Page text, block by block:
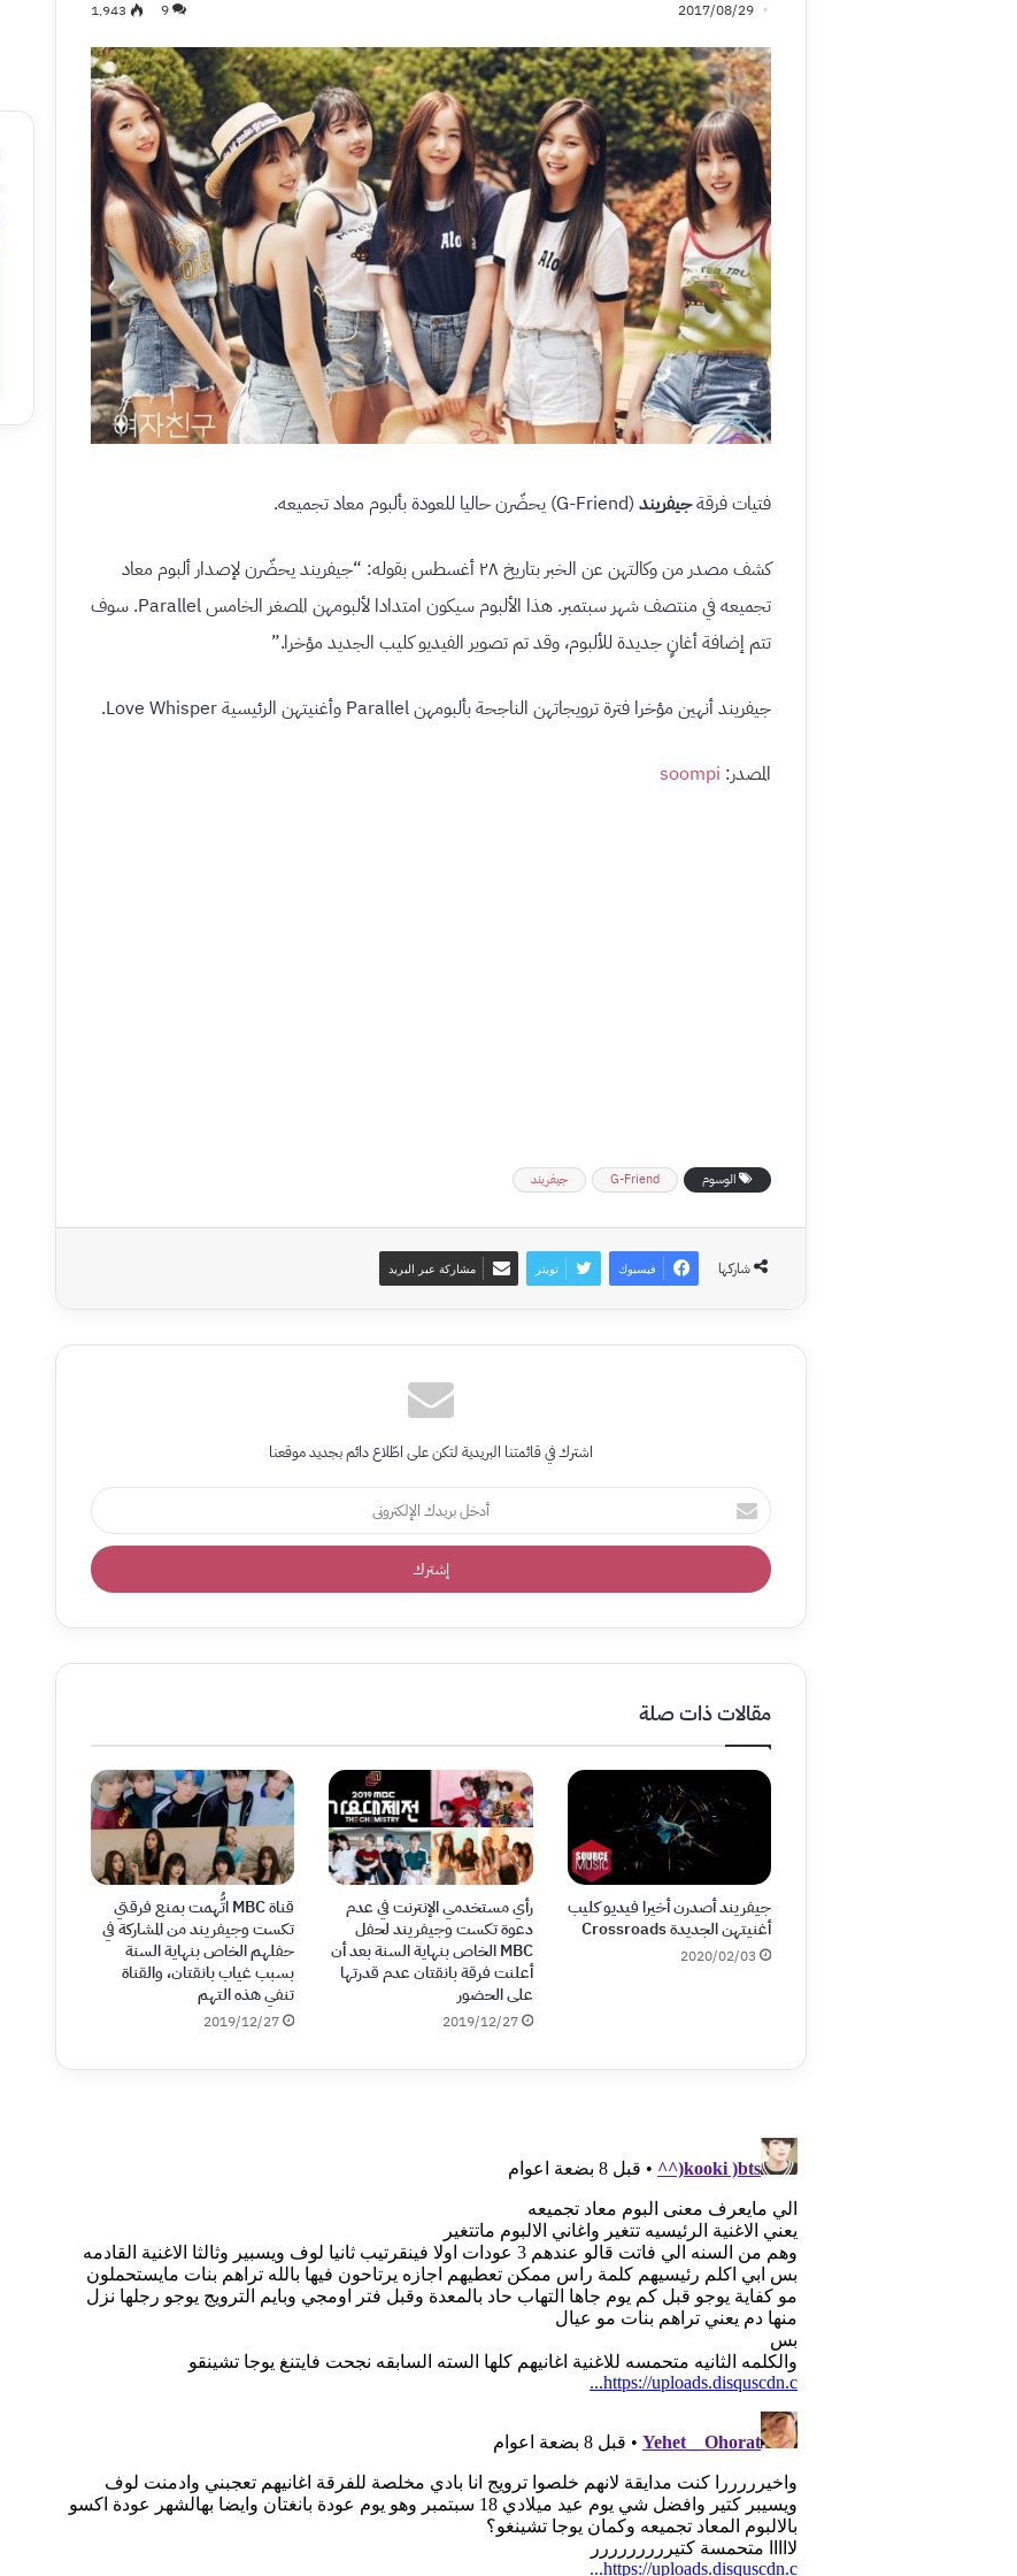
2017/08/29
9 1٬943
فتيات فرقةجيفريند (G-Friend) يحضّرن حاليا للعودة بألبوم معاد تجميعه.
كشف مصدر من وكالتهن عن الخبر بتاريخ ٢٨ أغسطس بقوله: “جيفريند يحضّرن لإصدار ألبوم معاد
تجميعه في منتصف شهر سبتمبر. هذا الألبوم سيكون امتدادا لألبومهن المصغر الخامس Parallel. سوف
تتم إضافة أغانٍ جديدة للألبوم، وقد تم تصوير الفيديو كليب الجديد مؤخرا.”
جيفريند أنهين مؤخرا فترة ترويجاتهن الناجحة بألبومهن Parallel وأغنيتهن الرئيسية Love Whisper.
المصدر: soompi
الوسوم G-Friend جيفريند
شاركها فيسبوك تويتر مشاركة عبر البريد
اشترك في قائمتنا البريدية لتكن على اطّلاع دائم بجديد موقعنا
أدخل
بريدك
الإلكتروني
مقالات ذات صلة
جيفريند أصدرن أخيرا فيديو كليب
أغنيتهن الجديدة Crossroads
2020/02/03
رأي مستخدمي الإنترنت في عدم
دعوة تكست وجيفريند لحفل
MBC الخاص بنهاية السنة بعد أن
أعلنت فرقة بانقتان عدم قدرتها
على الحضور
2019/12/27
قناة MBC اتُّهمت بمنع فرقتي
تكست وجيفريند من المشاركة في
حفلهم الخاص بنهاية السنة
بسبب غياب بانقتان، والقناة
تنفي هذه التهم
2019/12/27